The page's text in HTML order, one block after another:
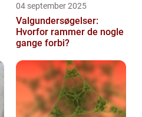
04 september 2025
Valgundersøgelser:
Hvorfor rammer de nogle
gange forbi?